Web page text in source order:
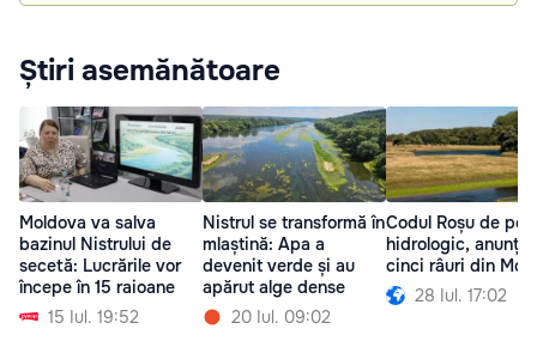
Știri asemănătoare
Moldova va salva
bazinul Nistrului de
secetă: Lucrările vor
începe în 15 raioane
15 Iul. 19:52
Nistrul se transformă în
mlaștină: Apa a
devenit verde și au
apărut alge dense
20 Iul. 09:02
Codul Roșu de
hidrologic,
cinci râuri din
28 Iul. 17:02